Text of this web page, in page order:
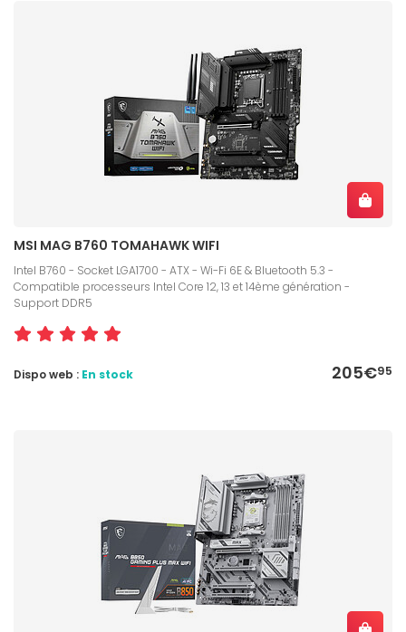
MSI MAG B760 TOMAHAWK WIFI
Intel B760 - Socket LGA1700 - ATX - Wi-Fi 6E & Bluetooth 5.3 -
Compatible processeurs Intel Core 12, 13 et 14ème génération -
Support DDR5
205€95
Dispo web : En stock